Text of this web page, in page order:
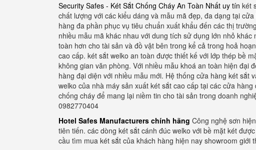
Security Safes - Két Sắt Chống Cháy An Toàn Nhất uy tín két
chất lượng với các kiểu dáng và mẫu mã đẹp, đa dạng tại
hàng đa phần phục vụ tiêu chuẩn xuất khẩu đến các thị
nhiều mẫu mã khác nhau với dung tích sử dụng lớn nhỏ
toàn hơn cho tài sản và đồ vật bên trong kể cả trong hoả
cao cấp. két sắt welko an toàn được thiết kế với lớp thép bề
không gian văn phòng. Với nhiều mẫu khoá an toàn hiện đại
hàng đại diện với nhiều mẫu mới. Hệ thống cửa hàng két
welko của nhà máy sản xuất két sắt cao cấp tại các cửa
chống cháy để mang lại niềm tin cho tài sản trong doanh
0982770404
Hotel Safes Manufacturers chính hãng Công nghệ sơn
tiên tiến. các dòng két sắt cánh đúc welko với bề mặt két
cầu tìm mua két sắt của khách hàng hiện nay showroom